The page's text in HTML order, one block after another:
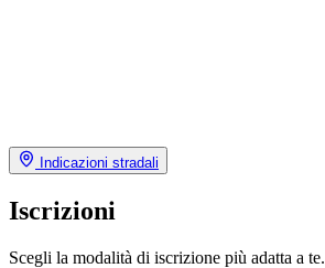
Indicazioni stradali
Iscrizioni
Scegli la modalità di iscrizione più adatta a te.